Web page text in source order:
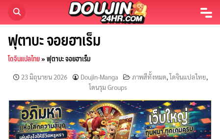
ฟุตาบะ จอยฮาเร็ม
โดจินแปลไทย»ฟุตาบะ จอยฮาเร็ม
23 มิถุนายน 2026 Doujin-Manga ภาพสีทั้งหมด,โดจินแปลไทย,
โดนรุม Groups